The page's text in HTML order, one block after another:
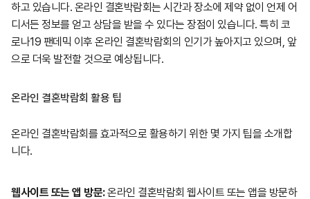
하고 있습니다. 온라인 결혼박람회는 시간과 장소에 제약 없이 언제 어
디서든 정보를 얻고 상담을 받을 수 있다는 장점이 있습니다. 특히 코
로나19 팬데믹 이후 온라인 결혼박람회의 인기가 높아지고 있으며, 앞
으로 더욱 발전할 것으로 예상됩니다.
온라인 결혼박람회 활용 팁
온라인 결혼박람회를 효과적으로 활용하기 위한 몇 가지 팁을 소개합
니다.
웹사이트 또는 앱 방문:온라인 결혼박람회 웹사이트 또는 앱을 방문하